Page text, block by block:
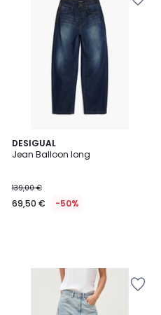
DESIGUAL
Jean Balloon long
139,00 €
69,50 € -50%